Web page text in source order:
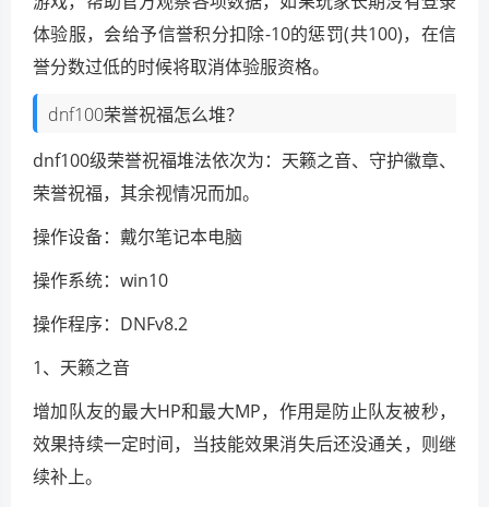
体验服，会给予信誉积分扣除-10的惩罚(共100)，在信
誉分数过低的时候将取消体验服资格。
dnf100荣誉祝福怎么堆？
dnf100级荣誉祝福堆法依次为：天籁之音、守护徽章、
荣誉祝福，其余视情况而加。
操作设备：戴尔笔记本电脑
操作系统：win10
操作程序：DNFv8.2
1、天籁之音
增加队友的最大HP和最大MP，作用是防止队友被秒，
效果持续一定时间，当技能效果消失后还没通关，则继
续补上。